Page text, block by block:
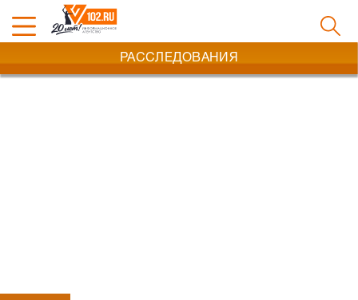
РАССЛЕДОВАНИЯ